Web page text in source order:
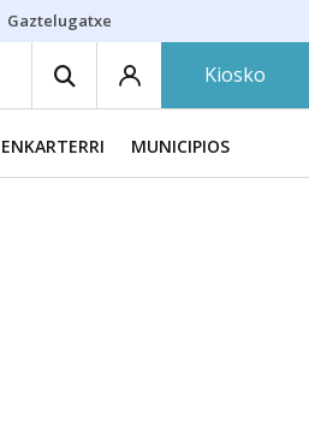
Gaztelugatxe
Kiosko
ENKARTERRI MUNICIPIOS